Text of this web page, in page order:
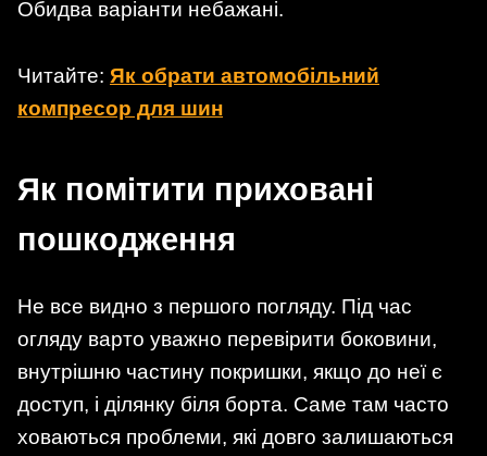
Обидва варіанти небажані.
Читайте: Як обрати автомобільний
компресор для шин
Як помітити приховані
пошкодження
Не все видно з першого погляду. Під час
огляду варто уважно перевірити боковини,
внутрішню частину покришки, якщо до неї є
доступ, і ділянку біля борта. Саме там часто
ховаються проблеми, які довго залишаються